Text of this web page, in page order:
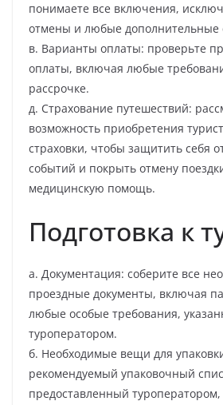
понимаете все включения,
отмены и любые дополнительные
в. Варианты оплаты: проверьте
оплаты, включая любые
рассрочке.
д. Страхование путешествий:
возможность приобретения
страховки, чтобы защитить себя
событий и покрыть отмену
медицинскую помощь.
Подготовка к
а. Документация: соберите все
проездные документы, включая
любые особые требования,
туроператором.
б. Необходимые вещи для
рекомендуемый упаковочный
предоставленный